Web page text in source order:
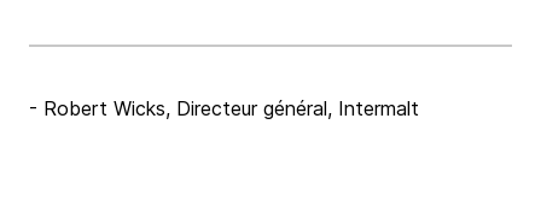
- Robert Wicks, Directeur général, Intermalt